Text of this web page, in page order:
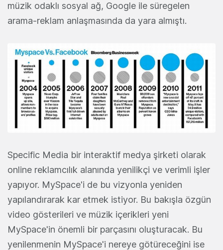
müzik odaklı sosyal ağ, Google ile süregelen
arama-reklam anlaşmasında da yara almıştı.
Specific Media bir interaktif medya şirketi olarak
online reklamcılık alanında yenilikçi ve verimli işler
yapıyor. MySpace'i de bu vizyonla yeniden
yapılandırarak kar etmek istiyor. Bu bakışla özgün
video gösterileri ve müzik içerikleri yeni
MySpace'in önemli bir parçasını oluşturacak. Bu
yenilenmenin MySpace'i nereye götüreceğini ise